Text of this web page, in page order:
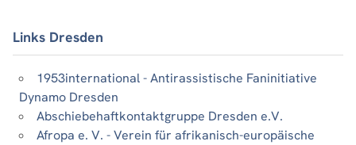
Links Dresden
1953international - Antirassistische Faninitiative
Dynamo Dresden
Abschiebehaftkontaktgruppe Dresden e.V.
Afropa e. V. - Verein für afrikanisch-europäische